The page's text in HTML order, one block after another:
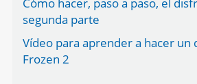
segunda parte
Vídeo para aprender a hacer un
Frozen 2